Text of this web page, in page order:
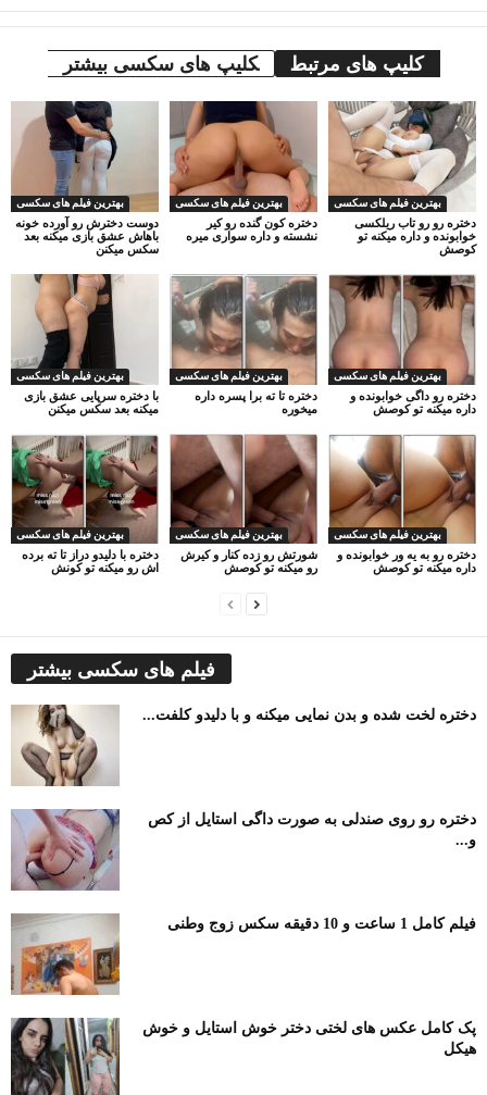
کلیپ های مرتبط کلیپ های سکسی بیشتر
بهترین فیلم های سکسی
دوست دخترش رو آورده خونه
باهاش عشق بازی میکنه بعد
سکس میکنن
بهترین فیلم های سکسی
دختره کون گنده رو کیر
نشسته و داره سواری میره
بهترین فیلم های سکسی
دختره رو رو تاب ریلکسی
خوابونده و داره میکنه تو
کوصش
بهترین فیلم های سکسی
با دختره سرپایی عشق بازی
میکنه بعد سکس میکنن
بهترین فیلم های سکسی
دختره تا ته برا پسره داره
میخوره
بهترین فیلم های سکسی
دختره رو داگی خوابونده و
داره میکنه تو کوصش
بهترین فیلم های سکسی
دختره با دلیدو دراز تا ته برده
اش رو میکنه تو کونش
بهترین فیلم های سکسی
شورتش رو زده کنار و کیرش
رو میکنه تو کوصش
بهترین فیلم های سکسی
دختره رو به یه ور خوابونده و
داره میکنه تو کوصش
فیلم های سکسی بیشتر
دختره لخت شده و بدن نمایی میکنه و با دلیدو کلفت...
دختره رو روی صندلی به صورت داگی استایل از کص
و...
فیلم کامل 1 ساعت و 10 دقیقه سکس زوج وطنی
پک کامل عکس های لختی دختر خوش استایل و خوش
هیکل